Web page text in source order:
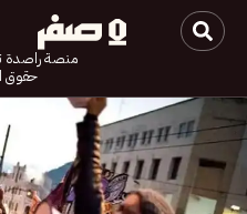
منصة راصدة
حقوق